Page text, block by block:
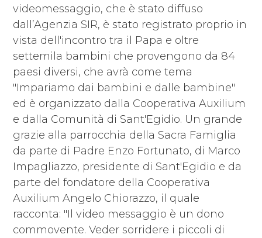
videomessaggio, che è stato diffuso
dall’Agenzia SIR, è stato registrato proprio in
vista dell'incontro tra il Papa e oltre
settemila bambini che provengono da 84
paesi diversi, che avrà come tema
"Impariamo dai bambini e dalle bambine"
ed è organizzato dalla Cooperativa Auxilium
e dalla Comunità di Sant'Egidio. Un grande
grazie alla parrocchia della Sacra Famiglia
da parte di Padre Enzo Fortunato, di Marco
Impagliazzo, presidente di Sant'Egidio e da
parte del fondatore della Cooperativa
Auxilium Angelo Chiorazzo, il quale
racconta: "Il video messaggio è un dono
commovente. Veder sorridere i piccoli di